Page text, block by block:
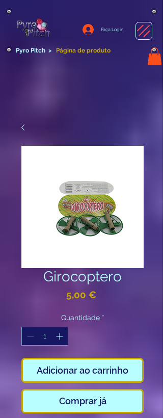
Faça Login
Pyro Pitch > Página de produto
Girocoptero
5,00 €
Quantidade *
Adicionar ao carrinho
Comprar já